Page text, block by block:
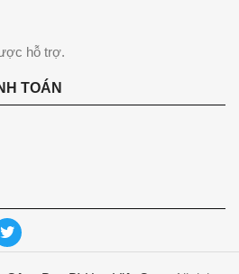
hỗ trợ.
TOÁN